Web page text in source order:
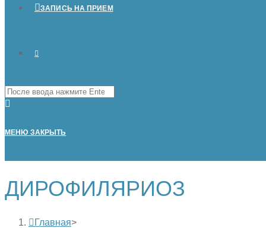
ЗАПИСЬ НА ПРИЕМ
Поиск
на
МЕНЮ ЗАКРЫТЬ
ДИРОФИЛЯРИОЗ
Главная>